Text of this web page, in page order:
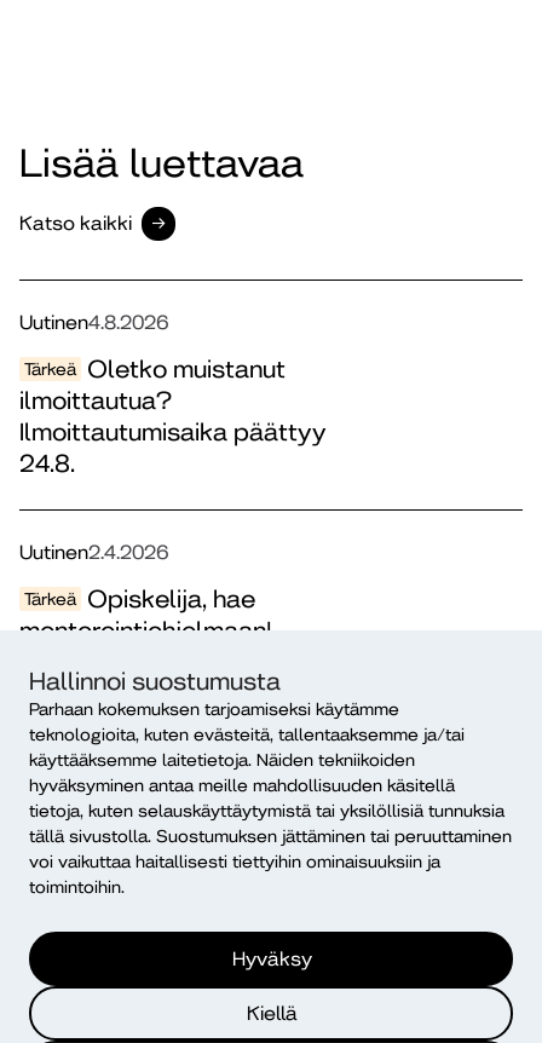
Hallinnoi suostumusta
Parhaan kokemuksen tarjoamiseksi käytämme
teknologioita, kuten evästeitä, tallentaaksemme ja/tai
käyttääksemme laitetietoja. Näiden tekniikoiden
hyväksyminen antaa meille mahdollisuuden käsitellä
tietoja, kuten selauskäyttäytymistä tai yksilöllisiä tunnuksia
tällä sivustolla. Suostumuksen jättäminen tai peruuttaminen
voi vaikuttaa haitallisesti tiettyihin ominaisuuksiin ja
toimintoihin.
Hyväksy
Kiellä
Lisää luettavaa
Katso kaikki
Uutinen4.8.2026
Tärkeä
Oletko muistanut
ilmoittautua?
Ilmoittautumisaika päättyy
24.8.
Uutinen2.4.2026
Tärkeä
Opiskelija, hae
mentorointiohjelmaan!
Uutinen 3.8.2026
Tulevan lukuvuoden
opintolainaa voi nostaa jo
elokuussa
Yksi harjoittelupaikka auki
Parasta Lapsille ry:llä
perheiden leireillä syksyllä!